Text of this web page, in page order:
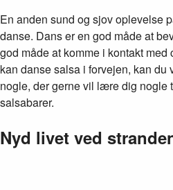
En anden sund og sjov oplevelse
danse. Dans er en god måde at
god måde at komme i kontakt
kan danse salsa i forvejen, kan
nogle, der gerne vil lære dig nogle
salsabarer.
Nyd livet ved